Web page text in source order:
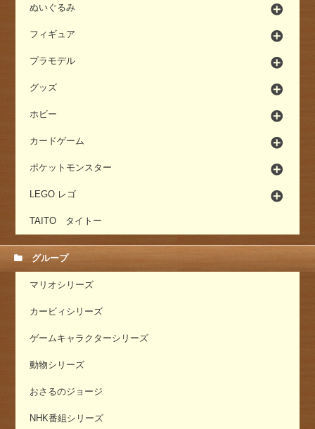
ぬいぐるみ
フィギュア
プラモデル
グッズ
ホビー
カードゲーム
ポケットモンスター
LEGO レゴ
TAITO タイトー
グループ
マリオシリーズ
カービィシリーズ
ゲームキャラクターシリーズ
動物シリーズ
おさるのジョージ
NHK番組シリーズ